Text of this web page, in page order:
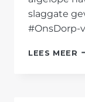
slaggate
#OnsDorp-
LEES MEER